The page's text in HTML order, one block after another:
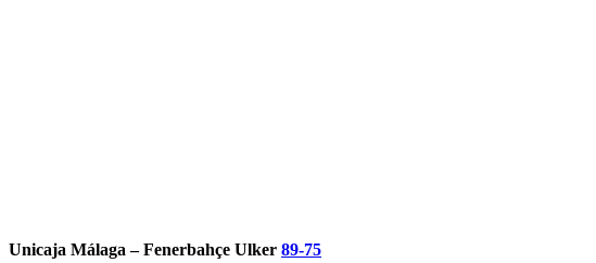
Unicaja Málaga – Fenerbahçe Ulker 89-75